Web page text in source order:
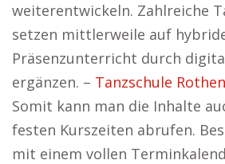
weiterentwickeln. Zahlreiche
setzen mittlerweile auf
Präsenzunterricht durch
ergänzen. – Tanzschule
Somit kann man die Inhalte
festen Kurszeiten abrufen.
mit einem vollen